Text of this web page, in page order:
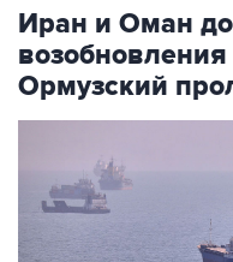
Иран и Оман
Ормузский